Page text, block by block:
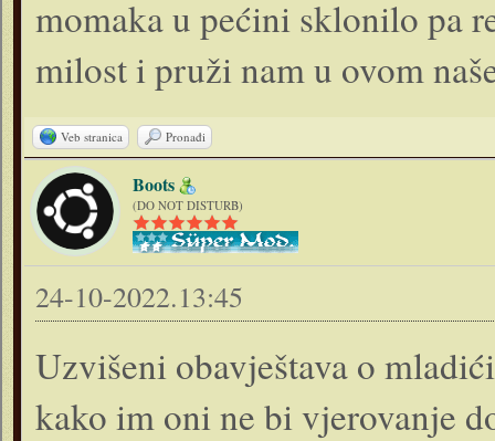
momaka u pećini sklonilo pa
milost i pruži nam u ovom
Veb stranica Pronađi
Boots
(DO NOT DISTURB)
24-10-2022.13:45
Uzvišeni obavještava o
kako im oni ne bi vjerovanje